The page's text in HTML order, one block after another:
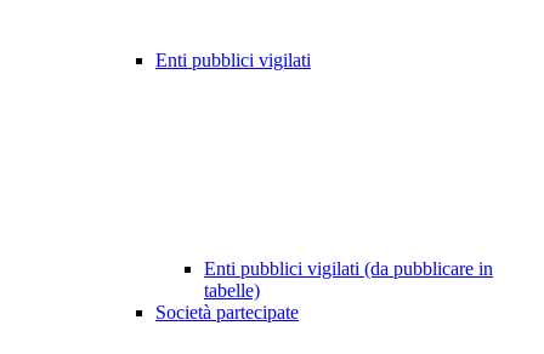
Enti pubblici vigilati
Enti pubblici vigilati (da pubblicare in
tabelle)
Società partecipate